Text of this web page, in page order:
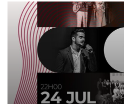
CONCERTO SOLIDÁRIO